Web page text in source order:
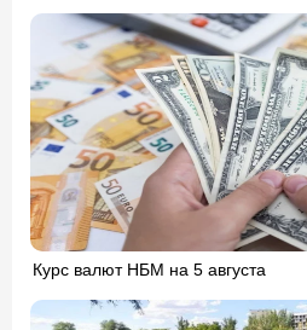
Курс валют НБМ на 5 августа